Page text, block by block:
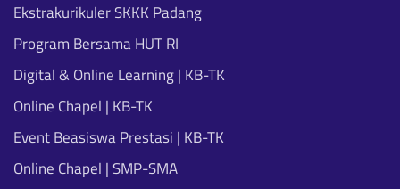
Ekstrakurikuler SKKK Padang
Program Bersama HUT RI
Digital & Online Learning | KB-TK
Online Chapel | KB-TK
Event Beasiswa Prestasi | KB-TK
Online Chapel | SMP-SMA